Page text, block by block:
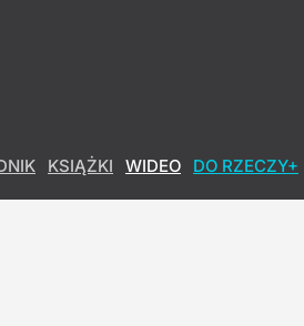
KSIĄŻKI WIDEO DO RZECZY+